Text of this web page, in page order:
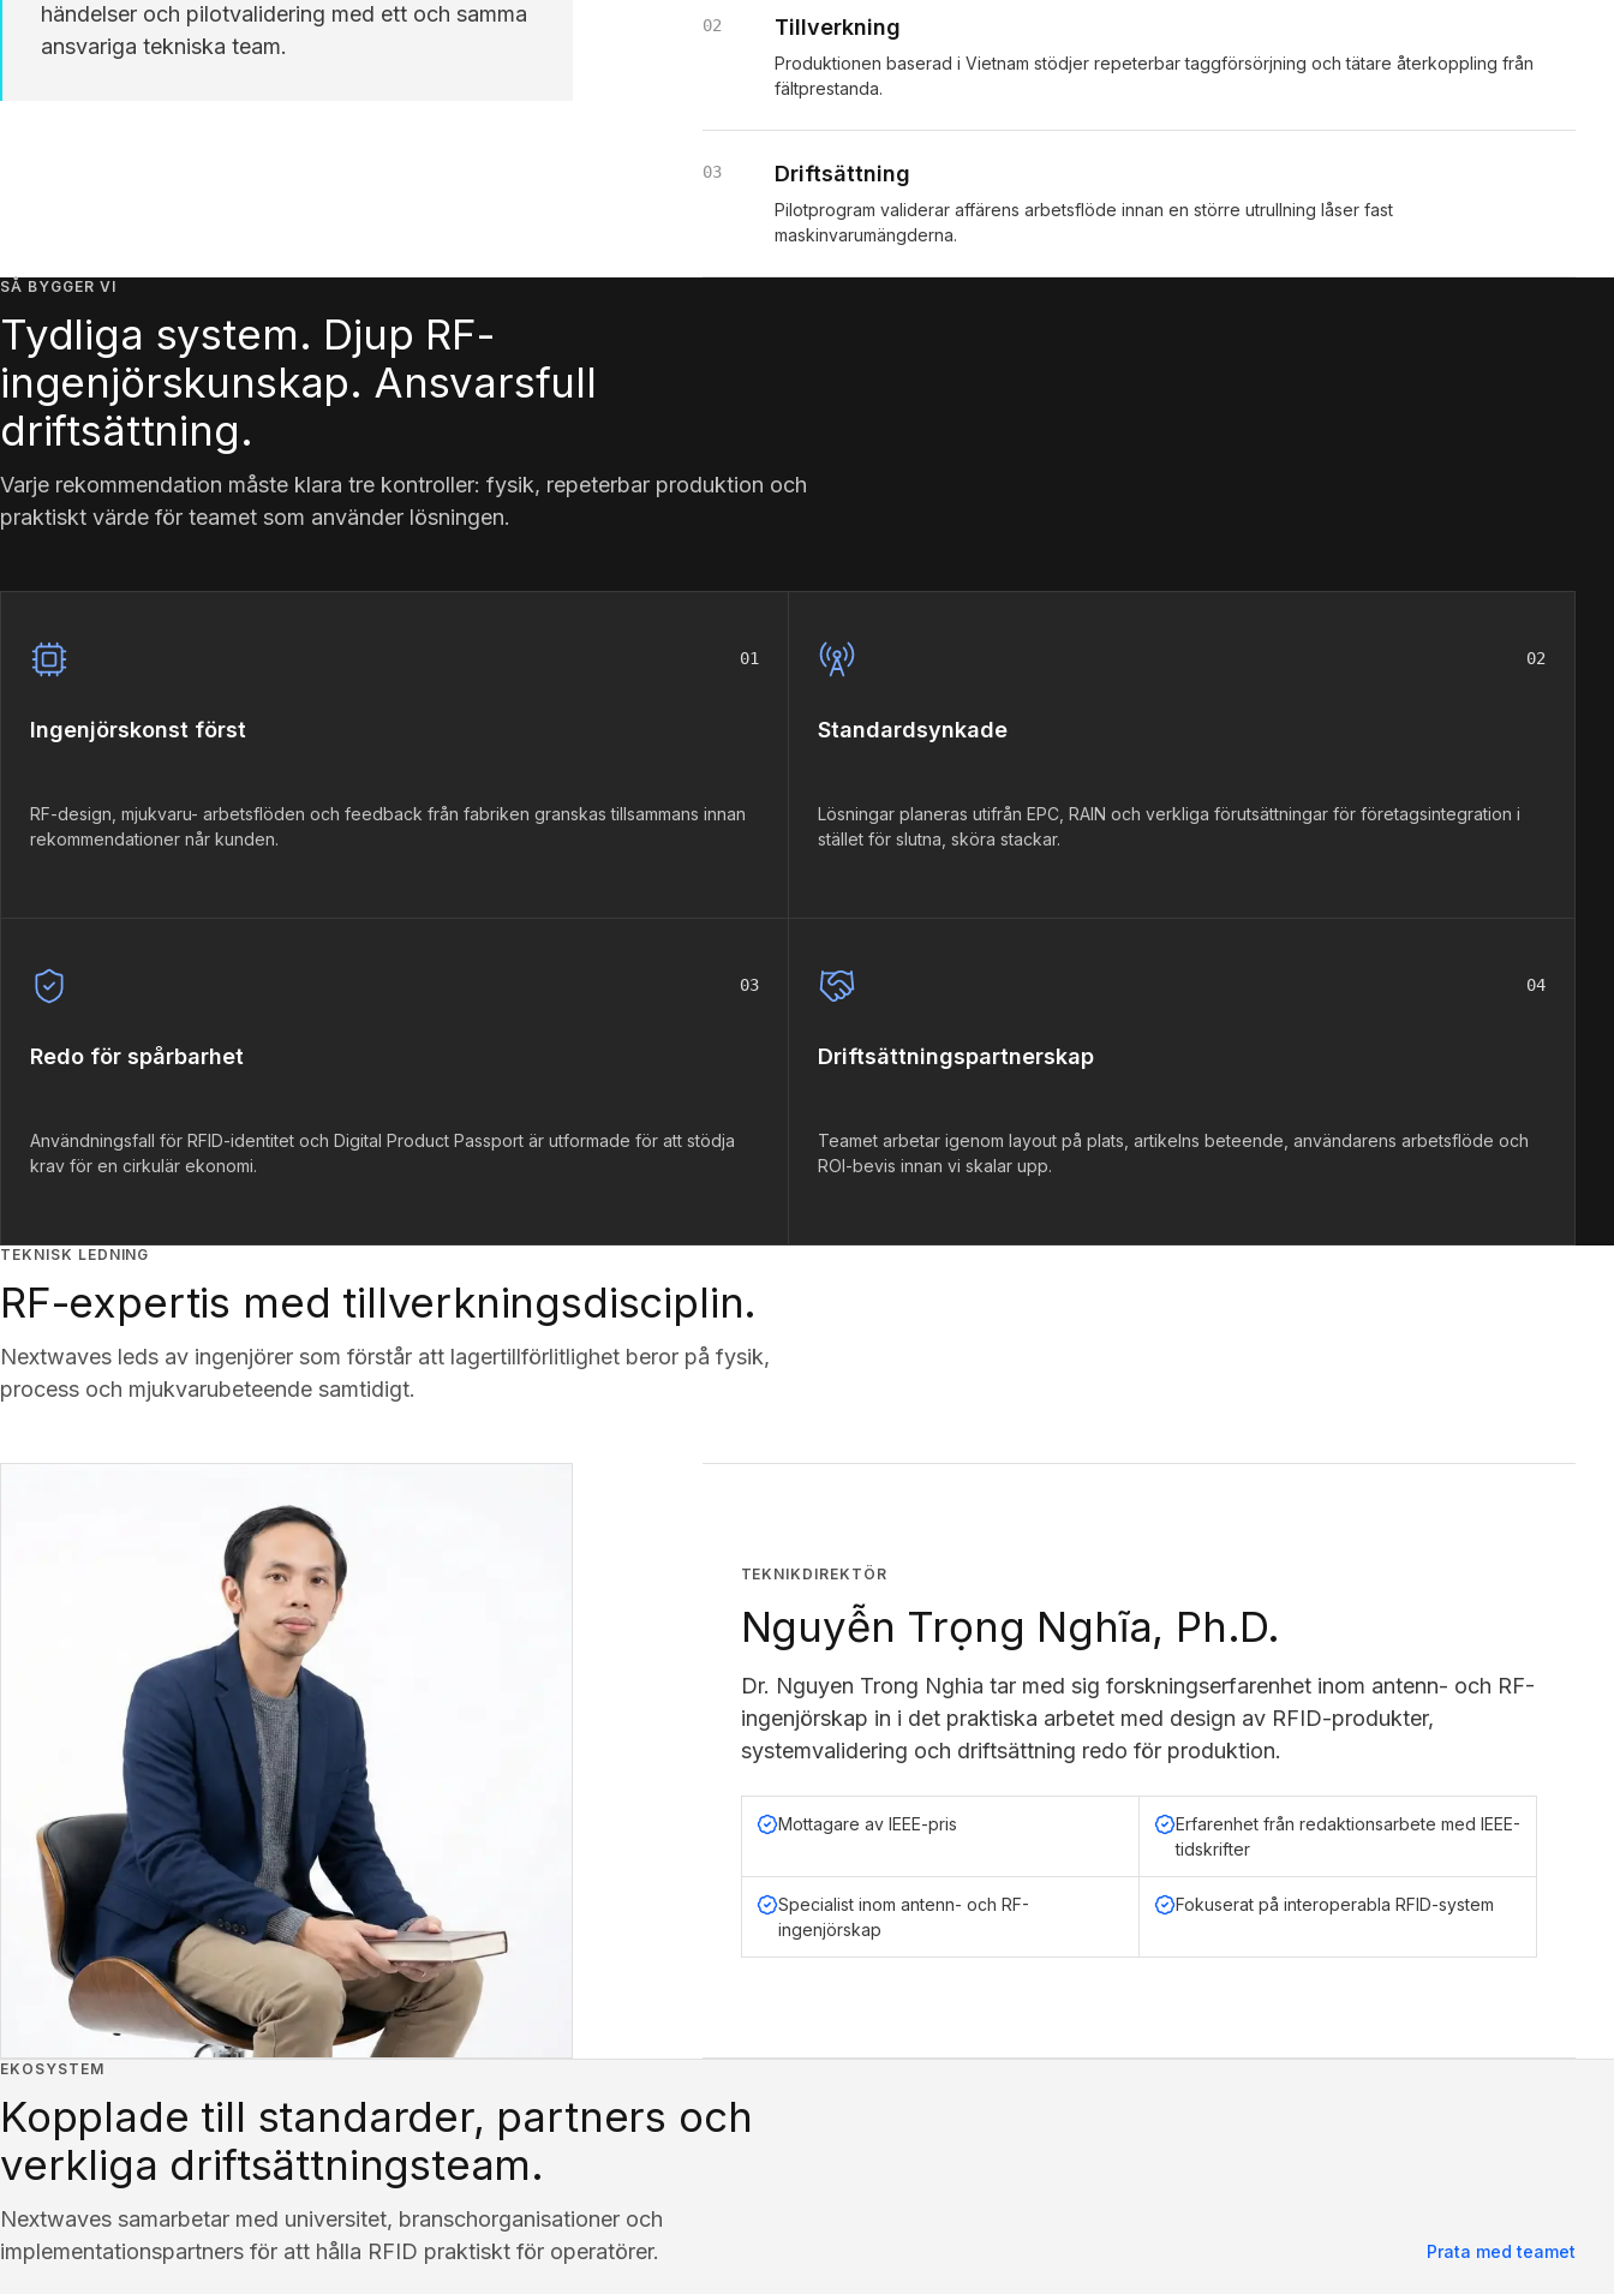
händelser och pilotvalidering med ett och samma
ansvariga tekniska team.
02 Tillverkning
Produktionen baserad i Vietnam stödjer repeterbar taggförsörjning och tätare återkoppling från
fältprestanda.
03 Driftsättning
Pilotprogram validerar affärens arbetsflöde innan en större utrullning låser fast
maskinvarumängderna.
SÅ BYGGER VI
Tydliga system. Djup RF-
ingenjörskunskap. Ansvarsfull
driftsättning.
Varje rekommendation måste klara tre kontroller: fysik, repeterbar produktion och
praktiskt värde för teamet som använder lösningen.
01
Ingenjörskonst först
RF-design, mjukvaru- arbetsflöden och feedback från fabriken granskas tillsammans innan
rekommendationer når kunden.
02
Standardsynkade
Lösningar planeras utifrån EPC, RAIN och verkliga förutsättningar för företagsintegration i
stället för slutna, sköra stackar.
03
Redo för spårbarhet
Användningsfall för RFID-identitet och Digital Product Passport är utformade för att stödja
krav för en cirkulär ekonomi.
04
Driftsättningspartnerskap
Teamet arbetar igenom layout på plats, artikelns beteende, användarens arbetsflöde och
ROI-bevis innan vi skalar upp.
TEKNISK LEDNING
RF-expertis med tillverkningsdisciplin.
Nextwaves leds av ingenjörer som förstår att lager­tillförlitlighet beror på fysik,
process och mjukvarubeteende samtidigt.
TEKNIKDIREKTÖR
Nguyễn Trọng Nghĩa, Ph.D.
Dr. Nguyen Trong Nghia tar med sig forsknings­erfarenhet inom antenn- och RF-
ingenjörskap in i det praktiska arbetet med design av RFID-produkter,
systemvalidering och driftsättning redo för produktion.
Mottagare av IEEE-pris
Erfarenhet från redaktionsarbete med IEEE-
tidskrifter
Specialist inom antenn- och RF-
ingenjörskap
Fokuserat på interoperabla RFID-system
EKOSYSTEM
Kopplade till standarder, partners och
verkliga driftsättningsteam.
Nextwaves samarbetar med universitet, branschorganisationer och
implementationspartners för att hålla RFID praktiskt för operatörer.
Prata med teamet